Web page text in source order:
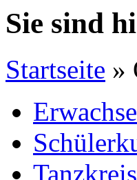
Sie sind
Startseite »